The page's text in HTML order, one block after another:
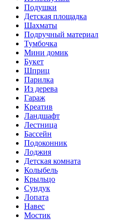
Подушки
Детская площадка
Шахматы
Подручный материал
Тумбочка
Мини домик
Букет
Шприц
Парилка
Из дерева
Гараж
Креатив
Ландшафт
Лестница
Бассейн
Подоконник
Лоджия
Детская комната
Колыбель
Крыльцо
Сундук
Лопата
Навес
Мостик